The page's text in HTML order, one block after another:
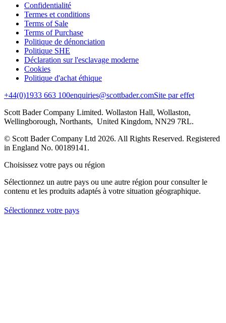
Confidentialité
Termes et conditions
Terms of Sale
Terms of Purchase
Politique de dénonciation
Politique SHE
Déclaration sur l'esclavage moderne
Cookies
Politique d'achat éthique
+44(0)1933 663 100enquiries@scottbader.comSite par effet
Scott Bader Company Limited. Wollaston Hall, Wollaston,
Wellingborough, Northants, United Kingdom, NN29 7RL.
© Scott Bader Company Ltd 2026. All Rights Reserved. Registered
in England No. 00189141.
Choisissez votre pays ou région
Sélectionnez un autre pays ou une autre région pour consulter le
contenu et les produits adaptés à votre situation géographique.
Sélectionnez votre pays